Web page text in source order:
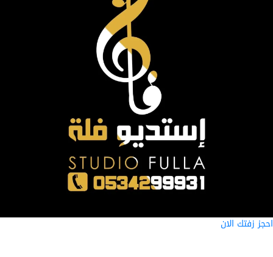
زفتك الان